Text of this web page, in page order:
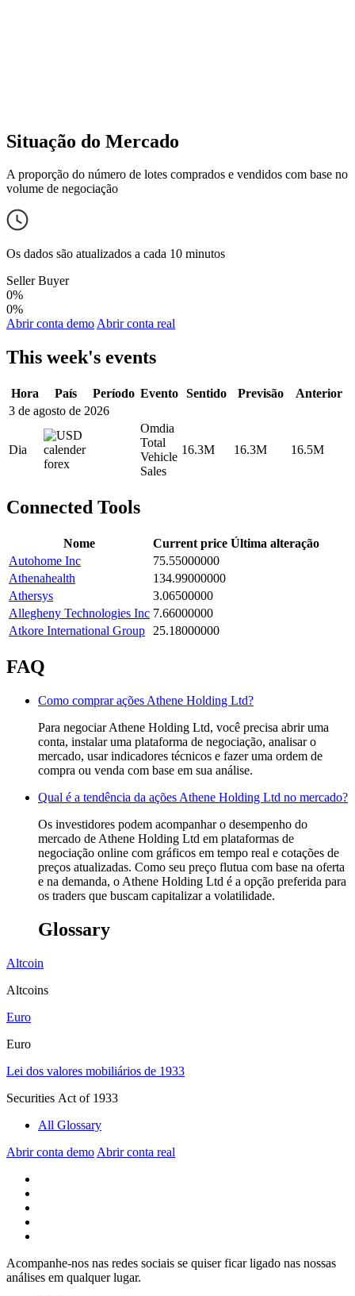
Situação do Mercado
A proporção do número de lotes comprados e vendidos com base no
volume de negociação
Os dados são atualizados a cada 10 minutos
Seller Buyer
0%
0%
Abrir conta demoAbrir conta real
This week's events
Hora País Período Evento Sentido Previsão
Anterior
3 de agosto de 2026
Dia
Omdia
Total
Vehicle
Sales
16.3M 16.3M 16.5M
Connected Tools
Nome Current price Última alteração
Autohome Inc
75.55000000
Athenahealth
134.99000000
Athersys
3.06500000
Allegheny Technologies Inc 7.66000000
Atkore International Group
25.18000000
FAQ
Como comprar ações Athene Holding Ltd?
Para negociar Athene Holding Ltd, você precisa abrir uma
conta, instalar uma plataforma de negociação, analisar o
mercado, usar indicadores técnicos e fazer uma ordem de
compra ou venda com base em sua análise.
Qual é a tendência da ações Athene Holding Ltd no mercado?
Os investidores podem acompanhar o desempenho do
mercado de Athene Holding Ltd em plataformas de
negociação online com gráficos em tempo real e cotações de
preços atualizadas. Como seu preço flutua com base na oferta
e na demanda, o Athene Holding Ltd é a opção preferida para
os traders que buscam capitalizar a volatilidade.
Glossary
Altcoin
Altcoins
Euro
Euro
Lei dos valores mobiliários de 1933
Securities Act of 1933
All Glossary
Abrir conta demo Abrir conta real
Acompanhe-nos nas redes sociais se quiser ficar ligado nas nossas
análises em qualquer lugar.